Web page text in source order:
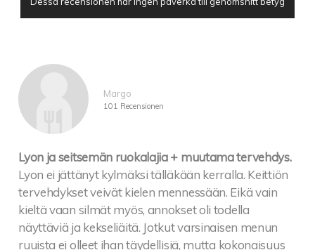
Margo
101 Recensionen
Lyon ja seitsemän ruokalajia + muutama tervehdys.
Lyon ei jättänyt kylmäksi tälläkään kerralla. Keittiön
tervehdykset veivät kielen mennessään. Eikä vain
kieltä vaan silmät myös, annokset oli todella
näyttäviä ja kekseliäitä. Jotkut varsinaisen menun
ruuista ei olleet ihan täydellisiä, mutta kokonaisuus